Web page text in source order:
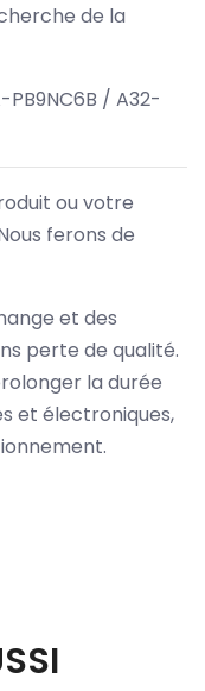
de la
/ A32-
ou votre
ferons de
et des
perte de qualité.
la durée
et électroniques,